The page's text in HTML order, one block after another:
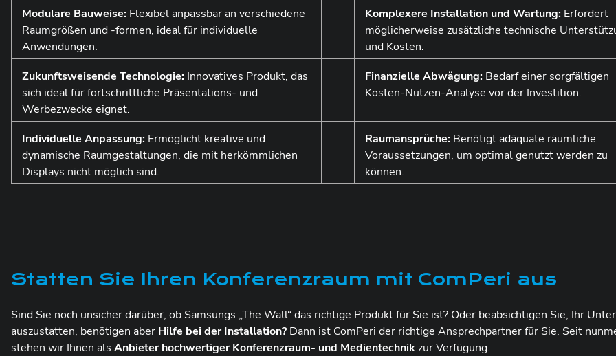
Modulare Bauweise: Flexibel anpassbar an verschiedene
Raumgrößen und -formen, ideal für individuelle
Anwendungen.
Komplexere Installation und Wartung: Erfordert
möglicherweise zusätzliche technische
und Kosten.
Zukunftsweisende Technologie: Innovatives Produkt, das
sich ideal für fortschrittliche Präsentations- und
Werbezwecke eignet.
Finanzielle Abwägung: Bedarf einer sorgfältigen
Kosten-Nutzen-Analyse vor der Investition.
Individuelle Anpassung: Ermöglicht kreative und
dynamische Raumgestaltungen, die mit herkömmlichen
Displays nicht möglich sind.
Raumansprüche: Benötigt adäquate räumliche
Voraussetzungen, um optimal genutzt werden zu
können.
Statten Sie Ihren Konferenzraum mit ComPeri aus
Sind Sie noch unsicher darüber, ob Samsungs „The Wall“ das richtige Produkt für Sie ist? Oder beabsichtigen Sie, Ihr
auszustatten, benötigen aber Hilfe bei der Installation? Dann ist ComPeri der richtige Ansprechpartner für Sie. Seit
stehen wir Ihnen als Anbieter hochwertiger Konferenzraum- und Medientechnikzur Verfügung.